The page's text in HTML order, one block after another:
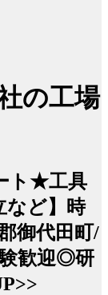
の工場
ト★工具
など】時
御代田町/
歓迎◎研